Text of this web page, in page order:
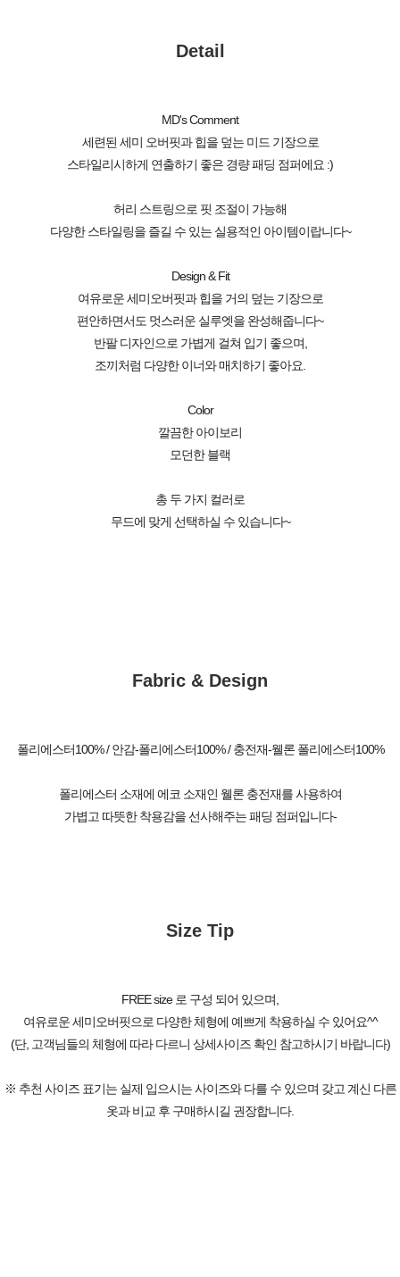
Detail
MD's Comment
세련된 세미 오버핏과 힙을 덮는 미드 기장으로
스타일리시하게 연출하기 좋은 경량 패딩 점퍼에요 :)
허리 스트링으로 핏 조절이 가능해
다양한 스타일링을 즐길 수 있는 실용적인 아이템이랍니다~
Design & Fit
여유로운 세미오버핏과 힙을 거의 덮는 기장으로
편안하면서도 멋스러운 실루엣을 완성해줍니다~
반팔 디자인으로 가볍게 걸쳐 입기 좋으며,
조끼처럼 다양한 이너와 매치하기 좋아요.
Color
깔끔한 아이보리
모던한 블랙
총 두 가지 컬러로
무드에 맞게 선택하실 수 있습니다~
Fabric & Design
폴리에스터100% / 안감-폴리에스터100% / 충전재-웰론 폴리에스터100%
폴리에스터 소재에 에코 소재인 웰론 충전재를 사용하여
가볍고 따뜻한 착용감을 선사해주는 패딩 점퍼입니다-
Size Tip
FREE size 로 구성 되어 있으며,
여유로운 세미오버핏으로 다양한 체형에 예쁘게 착용하실 수 있어요^^
(단, 고객님들의 체형에 따라 다르니 상세사이즈 확인 참고하시기 바랍니다)
※ 추천 사이즈 표기는 실제 입으시는 사이즈와 다를 수 있으며 갖고 계신 다른
옷과 비교 후 구매하시길 권장합니다.